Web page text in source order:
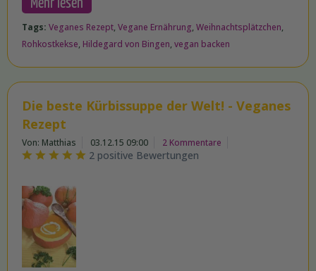
Tags: Veganes Rezept, Vegane Ernährung, Weihnachtsplätzchen,
Rohkostkekse, Hildegard von Bingen, vegan backen
Die beste Kürbissuppe der Welt! - Veganes
Rezept
Von: Matthias 03.12.15 09:00 2 Kommentare
2 positive Bewertungen